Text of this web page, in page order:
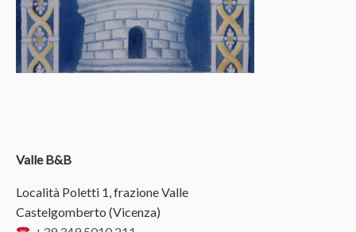
Valle B&B
Località Poletti 1, frazione Valle
Castelgomberto (Vicenza)